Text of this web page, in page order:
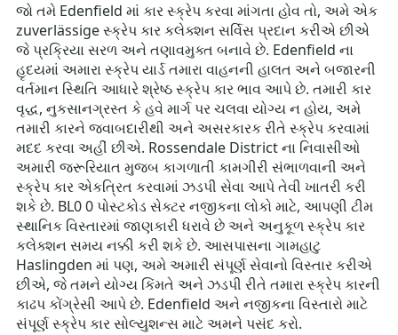
જો તમે Edenfield માં કાર સ્ક્રેપ કરવા માંગતા હોવ તો, અમે એક
zuverlässige સ્ક્રેપ કાર કલેક્શન સર્વિસ પ્રદાન કરીએ છીએ
જે પ્રક્રિયા સરળ અને તણાવમુક્ત બનાવે છે. Edenfield ના
હૃદયમાં અમારા સ્ક્રેપ યાર્ડ તમારા વાહનની હાલત અને બજારની
વર્તમાન સ્થિતિ આધારે શ્રેષ્ઠ સ્ક્રેપ કાર ભાવ આપે છે. તમારી કાર
વૃદ્ધ, નુકસાનગ્રસ્ત કે હવે માર્ગ પર ચલવા યોગ્ય ન હોય, અમે
તમારી કારને જવાબદારીથી અને અસરકારક રીતે સ્ક્રેપ કરવામાં
મદદ કરવા અહીં છીએ. Rossendale District ના નિવાસીઓ
અમારી જરૂરિયાત મુજબ કાગળાતી કામગીરી સંભાળવાની અને
સ્ક્રેપ કાર એકત્રિત કરવામાં ઝડપી સેવા આપે તેવી ખાતરી કરી
શકે છે. BL0 0 પોસ્ટકોડ સેક્ટર નજીકના લોકો માટે, આપણી ટીમ
સ્થાનિક વિસ્તારમાં જાણકારી ધરાવે છે અને અનુકૂળ સ્ક્રેપ કાર
કલેક્શન સમય નક્કી કરી શકે છે. આસપાસના ગામહાટુ
Haslingden માં પણ, અમે અમારી સંપૂર્ણ સેવાનો વિસ્તાર કરીએ
છીએ, જે તમને યોગ્ય કિંમતે અને ઝડપી રીતે તમારા સ્ક્રેપ કારની
કાઢપ કોંગ્રેસી આપે છે. Edenfield અને નજીકના વિસ્તારો માટે
સંપૂર્ણ સ્ક્રેપ કાર સોલ્યુશન્સ માટે અમને પસંદ કરો.